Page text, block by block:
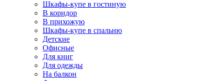
Шкафы-купе в гостиную
В коридор
В прихожую
Шкафы-купе в спальню
Детские
Офисные
Для книг
Для одежды
На балкон